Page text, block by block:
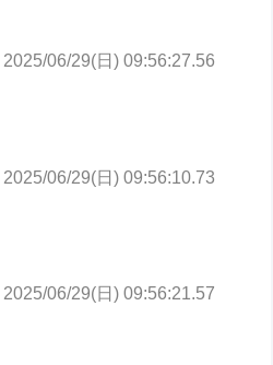
2025/06/29(日) 09:56:27.56
2025/06/29(日) 09:56:10.73
2025/06/29(日) 09:56:21.57